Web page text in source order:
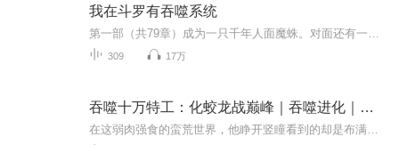
我在斗罗有吞噬系统
309 17万
吞噬十万特工：化蛟龙战巅峰｜吞噬进化｜变异狂潮